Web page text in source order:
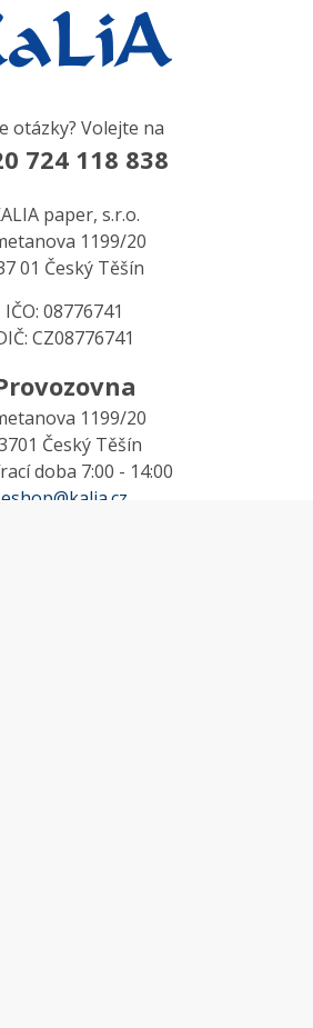
otázky? Volejte na
724 118 838
paper, s.r.o.
1199/20
01 Český Těšín
IČO: 08776741
CZ08776741
1199/20
Český Těšín
doba 7:00 - 14:00
eshop@kalia.cz